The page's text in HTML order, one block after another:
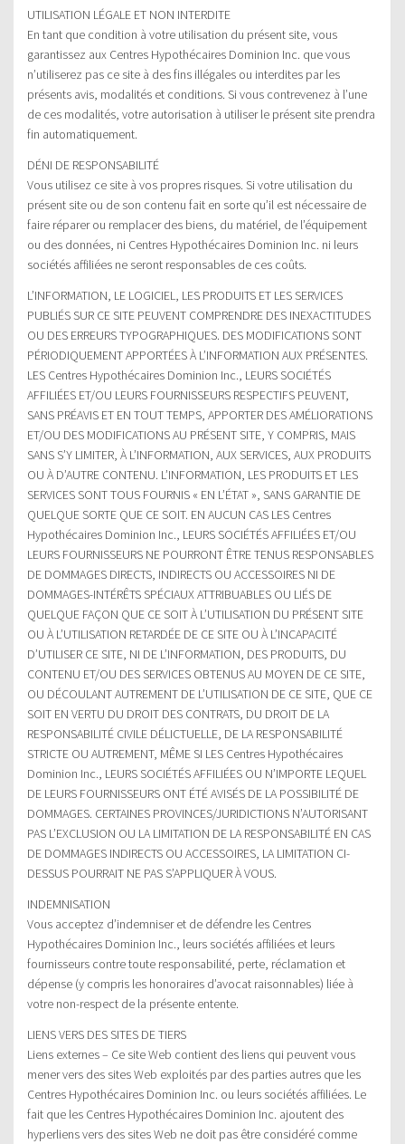
UTILISATION LÉGALE ET NON INTERDITE
En tant que condition à votre utilisation du présent site, vous
garantissez aux Centres Hypothécaires Dominion Inc. que vous
n’utiliserez pas ce site à des fins illégales ou interdites par les
présents avis, modalités et conditions. Si vous contrevenez à l’une
de ces modalités, votre autorisation à utiliser le présent site prendra
fin automatiquement.
DÉNI DE RESPONSABILITÉ
Vous utilisez ce site à vos propres risques. Si votre utilisation du
présent site ou de son contenu fait en sorte qu’il est nécessaire de
faire réparer ou remplacer des biens, du matériel, de l’équipement
ou des données, ni Centres Hypothécaires Dominion Inc. ni leurs
sociétés affiliées ne seront responsables de ces coûts.
L’INFORMATION, LE LOGICIEL, LES PRODUITS ET LES SERVICES
PUBLIÉS SUR CE SITE PEUVENT COMPRENDRE DES INEXACTITUDES
OU DES ERREURS TYPOGRAPHIQUES. DES MODIFICATIONS SONT
PÉRIODIQUEMENT APPORTÉES À L’INFORMATION AUX PRÉSENTES.
LES Centres Hypothécaires Dominion Inc., LEURS SOCIÉTÉS
AFFILIÉES ET/OU LEURS FOURNISSEURS RESPECTIFS PEUVENT,
SANS PRÉAVIS ET EN TOUT TEMPS, APPORTER DES AMÉLIORATIONS
ET/OU DES MODIFICATIONS AU PRÉSENT SITE, Y COMPRIS, MAIS
SANS S’Y LIMITER, À L’INFORMATION, AUX SERVICES, AUX PRODUITS
OU À D’AUTRE CONTENU. L’INFORMATION, LES PRODUITS ET LES
SERVICES SONT TOUS FOURNIS « EN L’ÉTAT », SANS GARANTIE DE
QUELQUE SORTE QUE CE SOIT. EN AUCUN CAS LES Centres
Hypothécaires Dominion Inc., LEURS SOCIÉTÉS AFFILIÉES ET/OU
LEURS FOURNISSEURS NE POURRONT ÊTRE TENUS RESPONSABLES
DE DOMMAGES DIRECTS, INDIRECTS OU ACCESSOIRES NI DE
DOMMAGES-INTÉRÊTS SPÉCIAUX ATTRIBUABLES OU LIÉS DE
QUELQUE FAÇON QUE CE SOIT À L’UTILISATION DU PRÉSENT SITE
OU À L’UTILISATION RETARDÉE DE CE SITE OU À L’INCAPACITÉ
D’UTILISER CE SITE, NI DE L’INFORMATION, DES PRODUITS, DU
CONTENU ET/OU DES SERVICES OBTENUS AU MOYEN DE CE SITE,
OU DÉCOULANT AUTREMENT DE L’UTILISATION DE CE SITE, QUE CE
SOIT EN VERTU DU DROIT DES CONTRATS, DU DROIT DE LA
RESPONSABILITÉ CIVILE DÉLICTUELLE, DE LA RESPONSABILITÉ
STRICTE OU AUTREMENT, MÊME SI LES Centres Hypothécaires
Dominion Inc., LEURS SOCIÉTÉS AFFILIÉES OU N’IMPORTE LEQUEL
DE LEURS FOURNISSEURS ONT ÉTÉ AVISÉS DE LA POSSIBILITÉ DE
DOMMAGES. CERTAINES PROVINCES/JURIDICTIONS N’AUTORISANT
PAS L’EXCLUSION OU LA LIMITATION DE LA RESPONSABILITÉ EN CAS
DE DOMMAGES INDIRECTS OU ACCESSOIRES, LA LIMITATION CI-
DESSUS POURRAIT NE PAS S’APPLIQUER À VOUS.
INDEMNISATION
Vous acceptez d’indemniser et de défendre les Centres
Hypothécaires Dominion Inc., leurs sociétés affiliées et leurs
fournisseurs contre toute responsabilité, perte, réclamation et
dépense (y compris les honoraires d’avocat raisonnables) liée à
votre non-respect de la présente entente.
LIENS VERS DES SITES DE TIERS
Liens externes – Ce site Web contient des liens qui peuvent vous
mener vers des sites Web exploités par des parties autres que les
Centres Hypothécaires Dominion Inc. ou leurs sociétés affiliées. Le
fait que les Centres Hypothécaires Dominion Inc. ajoutent des
hyperliens vers des sites Web ne doit pas être considéré comme